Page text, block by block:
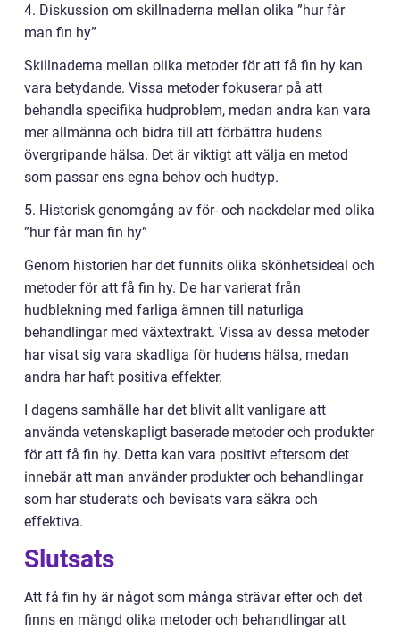
4. Diskussion om skillnaderna mellan olika ”hur får
man fin hy”
Skillnaderna mellan olika metoder för att få fin hy kan
vara betydande. Vissa metoder fokuserar på att
behandla specifika hudproblem, medan andra kan vara
mer allmänna och bidra till att förbättra hudens
övergripande hälsa. Det är viktigt att välja en metod
som passar ens egna behov och hudtyp.
5. Historisk genomgång av för- och nackdelar med olika
”hur får man fin hy”
Genom historien har det funnits olika skönhetsideal och
metoder för att få fin hy. De har varierat från
hudblekning med farliga ämnen till naturliga
behandlingar med växtextrakt. Vissa av dessa metoder
har visat sig vara skadliga för hudens hälsa, medan
andra har haft positiva effekter.
I dagens samhälle har det blivit allt vanligare att
använda vetenskapligt baserade metoder och produkter
för att få fin hy. Detta kan vara positivt eftersom det
innebär att man använder produkter och behandlingar
som har studerats och bevisats vara säkra och
effektiva.
Slutsats
Att få fin hy är något som många strävar efter och det
finns en mängd olika metoder och behandlingar att